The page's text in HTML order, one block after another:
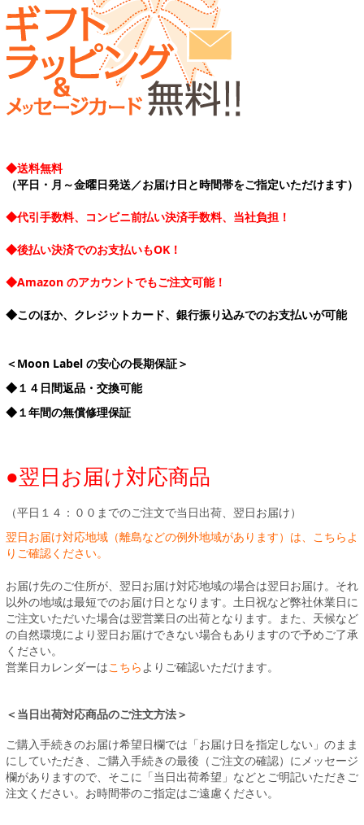
◆送料無料
（平日・月～金曜日発送／お届け日と時間帯をご指定いただけます）
◆代引手数料、コンビニ前払い決済手数料、当社負担！
◆後払い決済でのお支払いもOK！
◆Amazon のアカウントでもご注文可能！
◆このほか、クレジットカード、銀行振り込みでのお支払いが可能
＜Moon Label の安心の長期保証＞
◆１４日間返品・交換可能
◆１年間の無償修理保証
●翌日お届け対応商品
（平日１４：００までのご注文で当日出荷、翌日お届け）
翌日お届け対応地域（離島などの例外地域があります）は、こちらよ
りご確認ください。
お届け先のご住所が、翌日お届け対応地域の場合は翌日お届け。それ
以外の地域は最短でのお届け日となります。土日祝など弊社休業日に
ご注文いただいた場合は翌営業日の出荷となります。また、天候など
の自然環境により翌日お届けできない場合もありますので予めご了承
ください。
営業日カレンダーはこちらよりご確認いただけます。
＜当日出荷対応商品のご注文方法＞
ご購入手続きのお届け希望日欄では「お届け日を指定しない」のまま
にしていただき、ご購入手続きの最後（ご注文の確認）にメッセージ
欄がありますので、そこに「当日出荷希望」などとご明記いただきご
注文ください。お時間帯のご指定はご遠慮ください。